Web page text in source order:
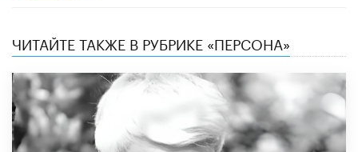
ЧИТАЙТЕ ТАКЖЕ В РУБРИКЕ «ПЕРСОНА»